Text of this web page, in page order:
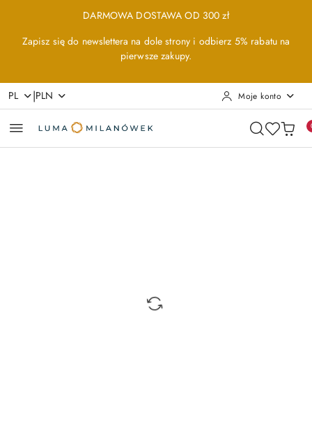
Przejdź do treści głównej
Przejdź do wyszukiwarki
Przejdź do moje konto
Przejdź do menu głównego
Przejdź do opisu produktu
Przejdź do stopkiDARMOWA DOSTAWA OD 300 zł
Zapisz się do newslettera na dole strony i odbierz 5% rabatu na
pierwsze zakupy.
PL |PLN Moje konto